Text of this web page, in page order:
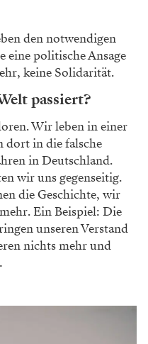
den notwendigen
einepolitische Ansage
keine Solidarität.
passiert?
Wir lebenin einer
dort indie falsche
in Deutschland.
wir uns gegenseitig.
die Geschichte, wir
Ein Beispiel: Die
unseren Verstand
nichts mehrund